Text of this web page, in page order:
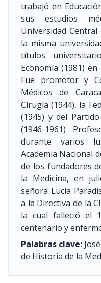
trabajó en
sus estudios
Universidad
la misma
títulos
Economía (1981) en
Fue promotor y
Médicos de
Cirugía(1944), la
(1945) y del
(1946-1961)
durante varios
Academia Nacional
de los fundadores
la Medicina, en
señora Lucía
a la Directiva de la
la cual falleció el
centenario y
Palabras clave:
de Historia de la